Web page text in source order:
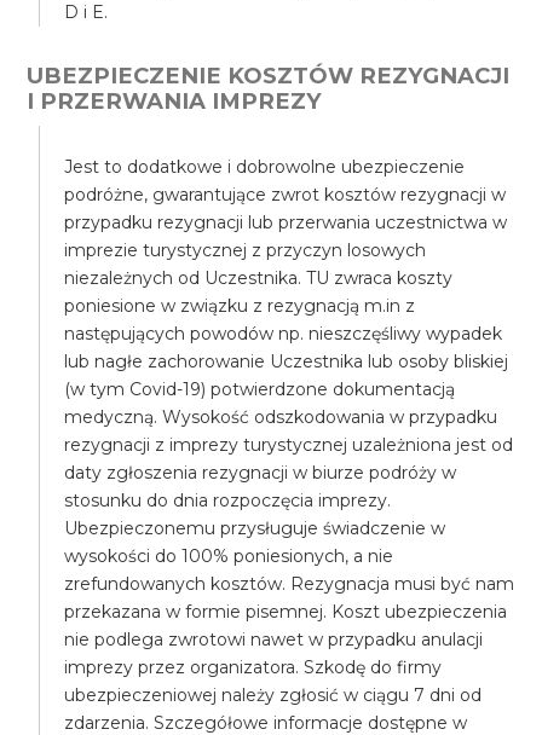
D i E.
UBEZPIECZENIE KOSZTÓW REZYGNACJI
I PRZERWANIA IMPREZY
Jest to dodatkowe i dobrowolne ubezpieczenie
podróżne, gwarantujące zwrot kosztów rezygnacji w
przypadku rezygnacji lub przerwania uczestnictwa w
imprezie turystycznej z przyczyn losowych
niezależnych od Uczestnika. TU zwraca koszty
poniesione w związku z rezygnacją m.in z
następujących powodów np. nieszczęśliwy wypadek
lub nagłe zachorowanie Uczestnika lub osoby bliskiej
(w tym Covid-19) potwierdzone dokumentacją
medyczną. Wysokość odszkodowania w przypadku
rezygnacji z imprezy turystycznej uzależniona jest od
daty zgłoszenia rezygnacji w biurze podróży w
stosunku do dnia rozpoczęcia imprezy.
Ubezpieczonemu przysługuje świadczenie w
wysokości do 100% poniesionych, a nie
zrefundowanych kosztów. Rezygnacja musi być nam
przekazana w formie pisemnej. Koszt ubezpieczenia
nie podlega zwrotowi nawet w przypadku anulacji
imprezy przez organizatora. Szkodę do firmy
ubezpieczeniowej należy zgłosić w ciągu 7 dni od
zdarzenia. Szczegółowe informacje dostępne w